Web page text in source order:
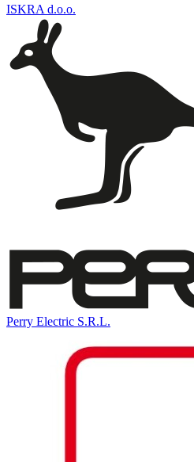
ISKRA d.o.o.
Perry Electric S.R.L.